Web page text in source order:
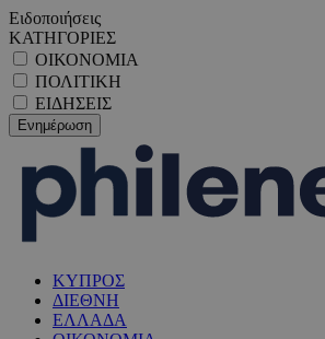
Ειδοποιήσεις
ΚΑΤΗΓΟΡΙΕΣ
ΟΙΚΟΝΟΜΙΑ
ΠΟΛΙΤΙΚΗ
ΕΙΔΗΣΕΙΣ
ΚΥΠΡΟΣ
ΔΙΕΘΝΗ
ΕΛΛΑΔΑ